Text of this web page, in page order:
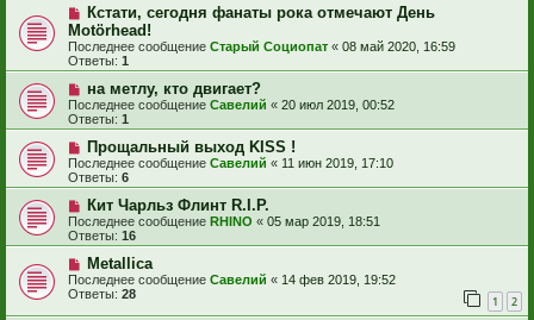
Кстати, сегодня фанаты рока отмечают День
Motörhead!
Последнее сообщение Старый Социопат « 08 май 2020, 16:59
Ответы: 1
на метлу, кто двигает?
Последнее сообщение Савелий « 20 июл 2019, 00:52
Ответы: 1
Прощальный выход KISS !
Последнее сообщение Савелий « 11 июн 2019, 17:10
Ответы: 6
Кит Чарльз Флинт R.I.P.
Последнее сообщение RHINO « 05 мар 2019, 18:51
Ответы: 16
Metallica
Последнее сообщение Савелий « 14 фев 2019, 19:52
Ответы: 28 1 2